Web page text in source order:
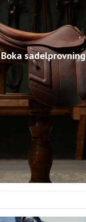
Boka sadelprovning